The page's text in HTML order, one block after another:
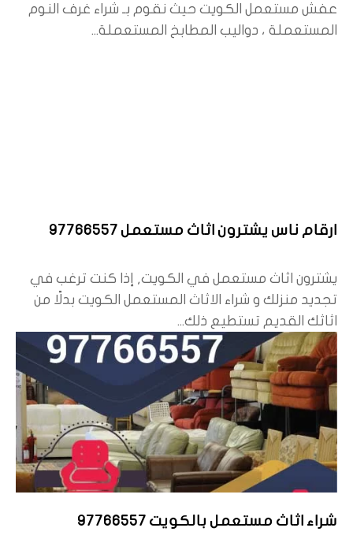
عفش مستعمل الكويت حيث نقوم بـ شراء غرف النوم
المستعملة ، دواليب المطابخ المستعملة...
ارقام ناس يشترون اثاث مستعمل 97766557
يشترون اثاث مستعمل في الكويت, إذا كنت ترغب في
تجديد منزلك و شراء الاثاث المستعمل الكويت بدلًا من
اثاثك القديم تستطيع ذلك...
شراء اثاث مستعمل بالكويت 97766557